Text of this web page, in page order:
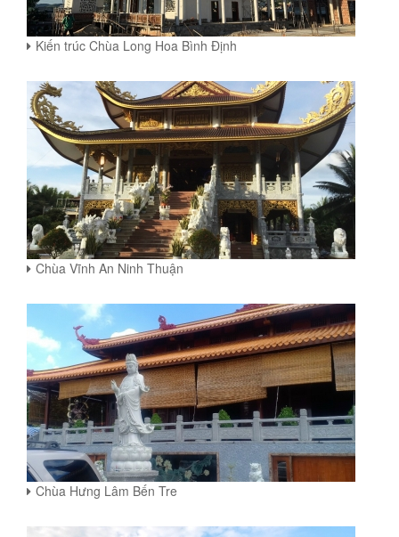
Kiến trúc Chùa Long Hoa Bình Định
Chùa Vĩnh An Ninh Thuận
Chùa Hưng Lâm Bến Tre